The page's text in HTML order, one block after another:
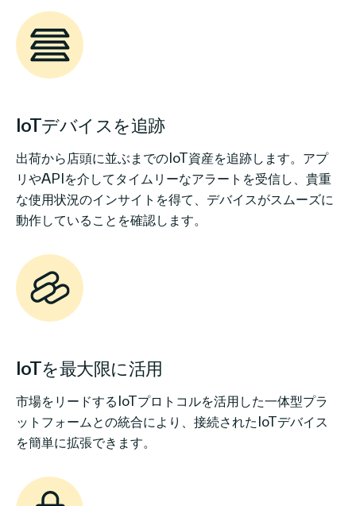
IoTデバイスを追跡
出荷から店頭に並ぶまでのIoT資産を追跡します。アプ
リやAPIを介してタイムリーなアラートを受信し、貴重
な使用状況のインサイトを得て、デバイスがスムーズに
動作していることを確認します。
IoTを最大限に活用
市場をリードするIoTプロトコルを活用した一体型プラ
ットフォームとの統合により、接続されたIoTデバイス
を簡単に拡張できます。